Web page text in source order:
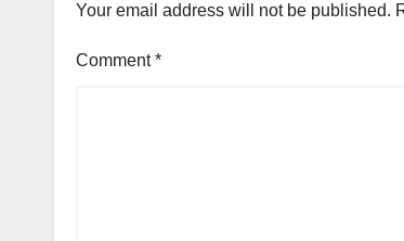
Your email address will not be published.
Comment*